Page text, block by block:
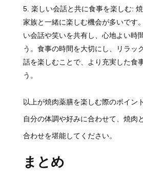
楽しい会話と共に食事を楽しむ:
家族と一緒に楽しむ機会が多いです
い会話や笑いを共有し、心地よい時
う。食事の時間を大切にし、リラッ
話を楽しむことで、より充実した食
う。
以上が焼肉薬膳を楽しむ際のポイン
自分の体調や好みに合わせて、焼肉
合わせを堪能してください。
まとめ